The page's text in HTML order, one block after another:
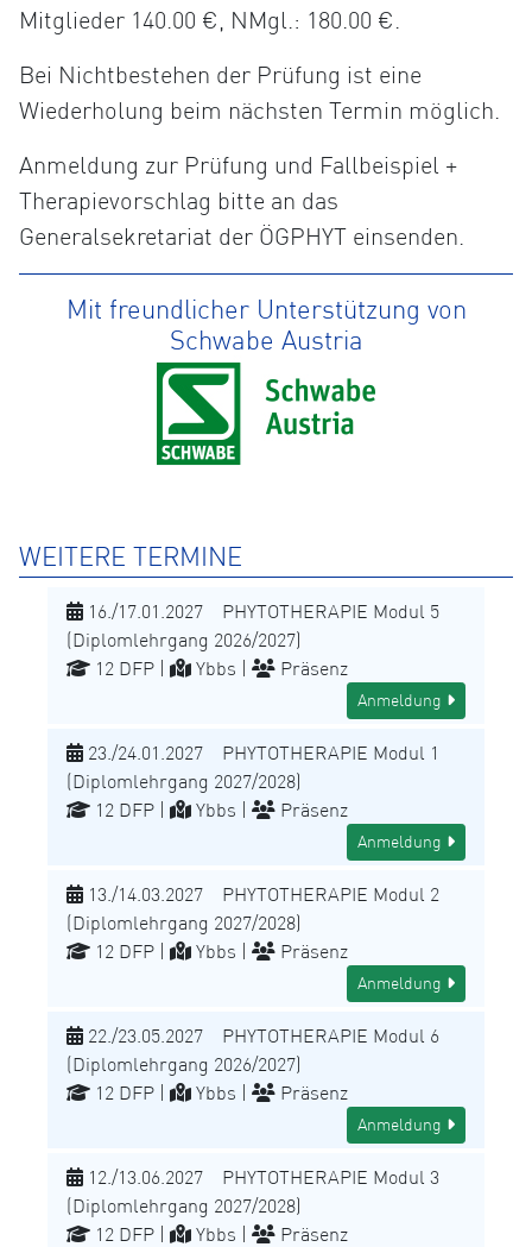
Mitglieder 140.00 €, NMgl.: 180.00 €.
Bei Nichtbestehen der Prüfung ist eine
Wiederholung beim nächsten Termin möglich.
Anmeldung zur Prüfung und Fallbeispiel +
Therapievorschlag bitte an das
Generalsekretariat der ÖGPHYT einsenden.
Mit freundlicher Unterstützung von
Schwabe Austria
WEITERE TERMINE
16./17.01.2027 PHYTOTHERAPIE Modul 5
(Diplomlehrgang 2026/2027)
12 DFP |
Ybbs | Präsenz
Anmeldung
23./24.01.2027 PHYTOTHERAPIE Modul 1
(Diplomlehrgang 2027/2028)
12 DFP |
Ybbs | Präsenz
Anmeldung
13./14.03.2027 PHYTOTHERAPIE Modul 2
(Diplomlehrgang 2027/2028)
12 DFP |
Ybbs | Präsenz
Anmeldung
22./23.05.2027 PHYTOTHERAPIE Modul 6
(Diplomlehrgang 2026/2027)
12 DFP |
Ybbs | Präsenz
Anmeldung
12./13.06.2027 PHYTOTHERAPIE Modul 3
(Diplomlehrgang 2027/2028)
12 DFP |
Ybbs | Präsenz